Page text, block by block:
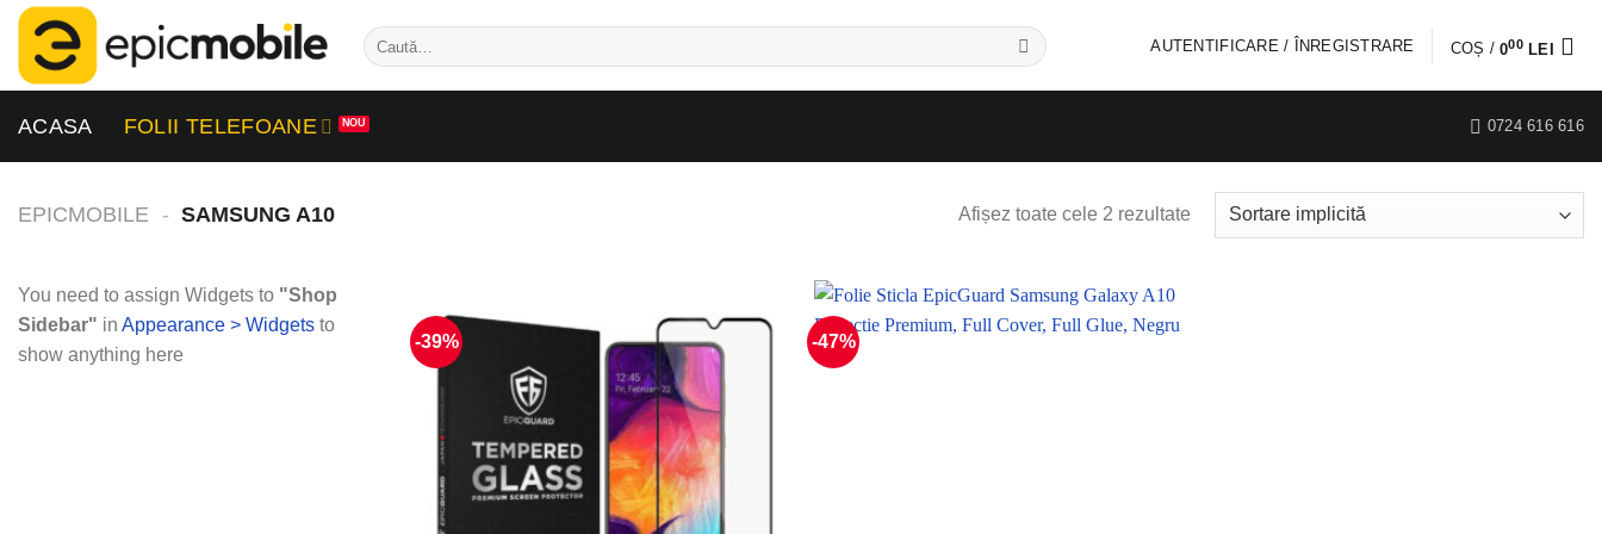
Skip
content
Caută
după:
AUTENTIFICARE / ÎNREGISTRARE COȘ /000 LEI
ACASA FOLII TELEFOANE 0724 616 616
EPICMOBILE - SAMSUNG A10 Afișez toate cele 2 rezultate
You need to assign Widgets to "Shop
Sidebar" in Appearance > Widgets to
show anything here
-39% -47%